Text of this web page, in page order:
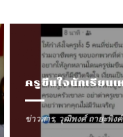
ข่าวสาร, วุฒิพงศ์ ถายะพิงค์